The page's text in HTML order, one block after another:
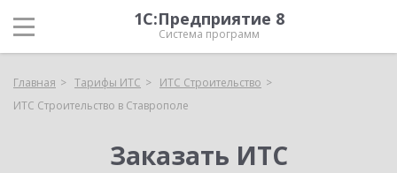
1С:Предприятие 8
Система программ
Главная Тарифы ИТС
ИТС Строительство
ИТС Строительство в Ставрополе
Заказать ИТС